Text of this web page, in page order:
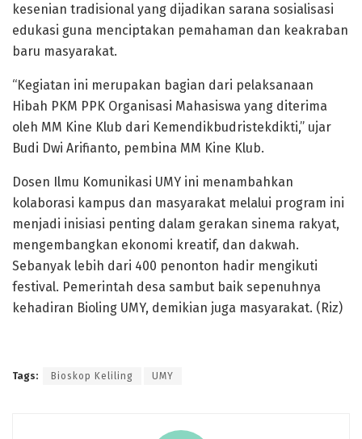
kesenian tradisional yang dijadikan sarana sosialisasi
edukasi guna menciptakan pemahaman dan keakraban
baru masyarakat.
“Kegiatan ini merupakan bagian dari pelaksanaan
Hibah PKM PPK Organisasi Mahasiswa yang diterima
oleh MM Kine Klub dari Kemendikbudristekdikti,” ujar
Budi Dwi Arifianto, pembina MM Kine Klub.
Dosen Ilmu Komunikasi UMY ini menambahkan
kolaborasi kampus dan masyarakat melalui program ini
menjadi inisiasi penting dalam gerakan sinema rakyat,
mengembangkan ekonomi kreatif, dan dakwah.
Sebanyak lebih dari 400 penonton hadir mengikuti
festival. Pemerintah desa sambut baik sepenuhnya
kehadiran Bioling UMY, demikian juga masyarakat. (Riz)
Tags: Bioskop Keliling UMY